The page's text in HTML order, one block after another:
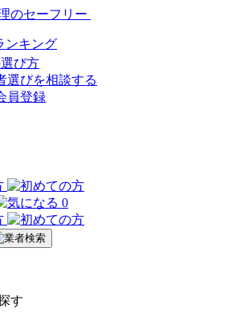
ンキング
び方
選びを相談する
員登録
0
す